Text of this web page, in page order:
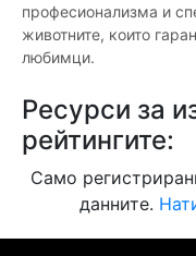
професионализма и
животните, които
любимци.
Ресурси за
рейтингите:
Само
данните.